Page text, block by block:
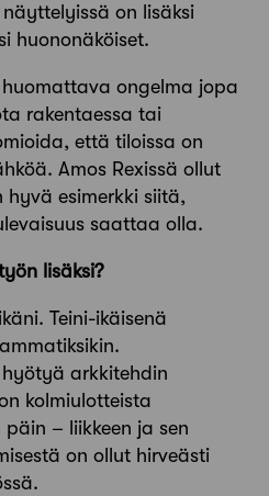
on lisäksi
huononäköiset.
ongelma jopa
rakentaessa tai
että tiloissa on
Amos Rexissä ollut
esimerkki siitä,
saattaa olla.
lisäksi?
Teini-ikäisenä
hyötyä arkkitehdin
kolmiulotteista
– liikkeen ja sen
on ollut hirveästi